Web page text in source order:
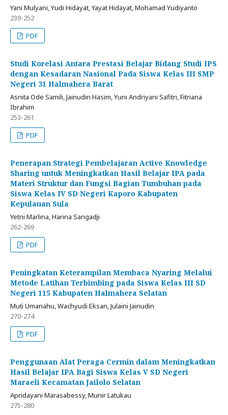
Yani Mulyani, Yudi Hidayat, Yayat Hidayat, Mohamad Yudiyanto
239-252
PDF
Studi Korelasi Antara Prestasi Belajar Bidang Studi IPS
dengan Kesadaran Nasional Pada Siswa Kelas III SMP
Negeri 31 Halmahera Barat
Asnita Ode Samili, Jainudin Hasim, Yuni Andriyani Safitri, Fitriana
Ibrahim
253-261
PDF
Penerapan Strategi Pembelajaran Active Knowledge
Sharing untuk Meningkatkan Hasil Belajar IPA pada
Materi Struktur dan Fungsi Bagian Tumbuhan pada
Siswa Kelas IV SD Negeri Kaporo Kabupaten
Kepulauan Sula
Yetni Marlina, Harina Sangadji
262-269
PDF
Peningkatan Keterampilan Membaca Nyaring Melalui
Metode Latihan Terbimbing pada Siswa Kelas III SD
Negeri 115 Kabupaten Halmahera Selatan
Muti Umanahu, Wachyudi Eksan, Julaini Jainudin
270-274
PDF
Penggunaan Alat Peraga Cermin dalam Meningkatkan
Hasil Belajar IPA Bagi Siswa Kelas V SD Negeri
Maraeli Kecamatan Jailolo Selatan
Apridayani Marasabessy, Munir Latukau
275-280